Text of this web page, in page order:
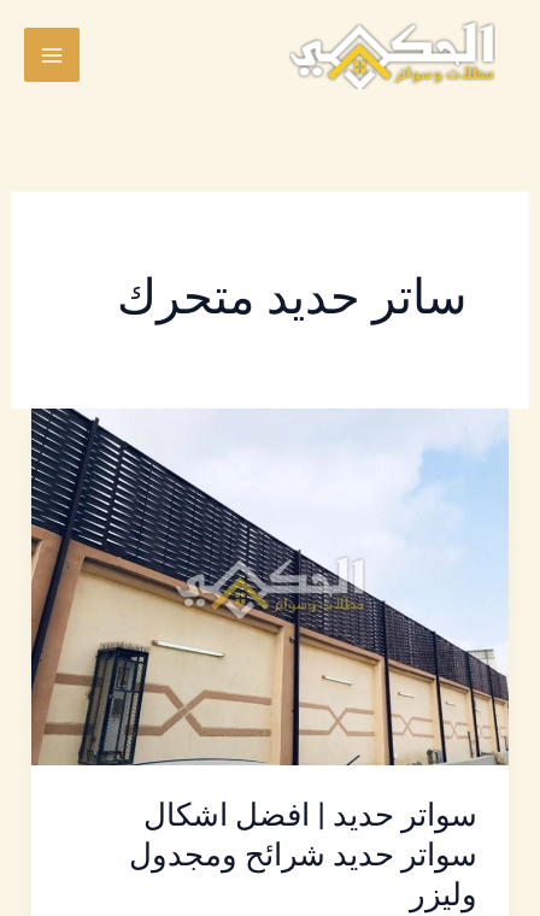
تخطي
ساتر حديد متحرك
سواتر حديد | افضل اشكال
سواتر حديد شرائح ومجدول
وليزر
حديد
شرائح
ومجدول
وليزر